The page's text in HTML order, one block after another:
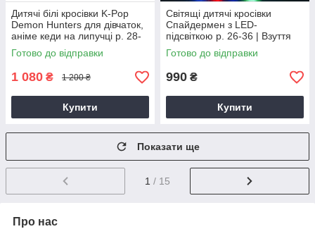
Дитячі білі кросівки K-Pop
Demon Hunters для дівчаток,
аніме кеди на липучці р. 28-
33, взуття Кейпоп Мисливці
на демонів
Готово до відправки
1 080 ₴ 1 200 ₴
Купити
Світящі дитячі кросівки
Спайдермен з LED-
підсвіткою р. 26-36 | Взуття
Людина-Павук для хлопчиків і
дівчаток
Готово до відправки
990 ₴
Купити
Показати ще
1 / 15
Про нас